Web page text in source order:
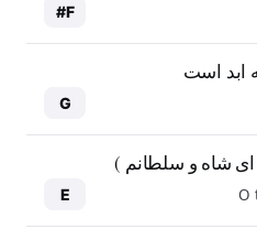
F#
ابد است
G
شاه و سلطانم )
O
E